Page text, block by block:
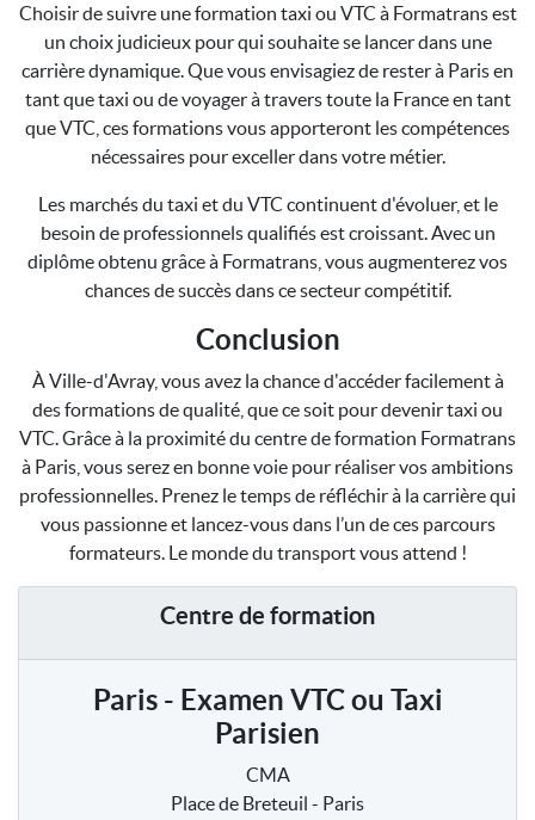
Choisir de suivre une formation taxi ou VTC à Formatrans est
un choix judicieux pour qui souhaite se lancer dans une
carrière dynamique. Que vous envisagiez de rester à Paris en
tant que taxi ou de voyager à travers toute la France en tant
que VTC, ces formations vous apporteront les compétences
nécessaires pour exceller dans votre métier.
Les marchés du taxi et du VTC continuent d'évoluer, et le
besoin de professionnels qualifiés est croissant. Avec un
diplôme obtenu grâce à Formatrans, vous augmenterez vos
chances de succès dans ce secteur compétitif.
Conclusion
À Ville-d'Avray, vous avez la chance d'accéder facilement à
des formations de qualité, que ce soit pour devenir taxi ou
VTC. Grâce à la proximité du centre de formation Formatrans
à Paris, vous serez en bonne voie pour réaliser vos ambitions
professionnelles. Prenez le temps de réfléchir à la carrière qui
vous passionne et lancez-vous dans l’un de ces parcours
formateurs. Le monde du transport vous attend !
Centre de formation
Paris - Examen VTC ou Taxi
Parisien
CMA
Place de Breteuil - Paris